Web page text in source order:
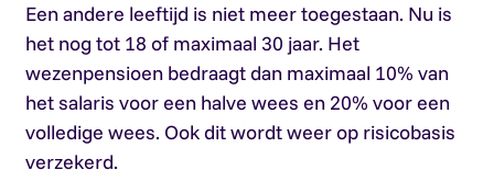
Een andere leeftijd is niet meer toegestaan. Nu is
het nog tot 18 of maximaal 30 jaar. Het
wezenpensioen bedraagt dan maximaal 10% van
het salaris voor een halve wees en 20% voor een
volledige wees. Ook dit wordt weer op risicobasis
verzekerd.